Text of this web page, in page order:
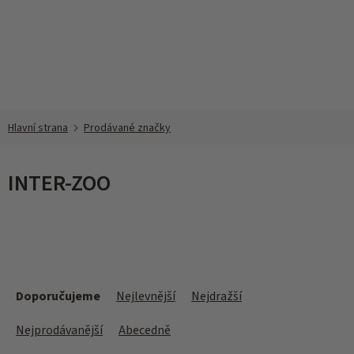
Prodávané značky
INTER-ZOO
Doporučujeme Nejlevnější
Nejdražší
Nejprodávanější
Abecedně